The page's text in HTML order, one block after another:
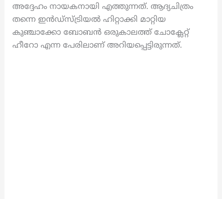
അദ്ദേഹം നായകനായി എത്തുന്നത്. ആദ്യചിത്രം
തന്നെ ഇൻഡ്സ്ട്രിയൽ ഹിറ്റാക്കി മാറ്റിയ
കുഞ്ചാക്കോ ബോബൻ ഒരുകാലത്ത് ചോക്ലേറ്റ്
ഹീറോ എന്ന പേരിലാണ് അറിയപ്പെട്ടിരുന്നത്.